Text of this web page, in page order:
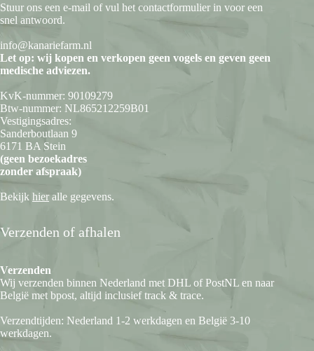
Stuur ons een e-mail of vul het contactformulier in voor een
snel antwoord.
info@kanariefarm.nl
Let op: wij kopen en verkopen geen vogels en geven geen
medische adviezen.
KvK-nummer: 90109279
Btw-nummer: NL865212259B01
Vestigingsadres:
Sanderboutlaan 9
6171 BA Stein
(geen bezoekadres
zonder afspraak)
Bekijk hieralle gegevens.
Verzenden of afhalen
Verzenden
Wij verzenden binnen Nederland met DHL of PostNL en naar
België met bpost, altijd inclusief track & trace.
Verzendtijden: Nederland 1-2 werkdagen en België 3-10
werkdagen.